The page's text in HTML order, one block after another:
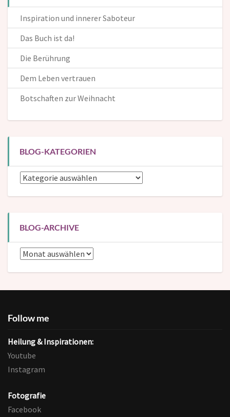
Inspiration und innerer Saboteur
Das Buch ist da!
Die Berührung
Dem Leben vertrauen
Botschaften zur Weihnacht
BLOG-KATEGORIEN
Blog-
BLOG-ARCHIVE
Blog-
Follow me
Heilung & Inspirationen:
Youtube
Instagram
Fotografie
Facebook